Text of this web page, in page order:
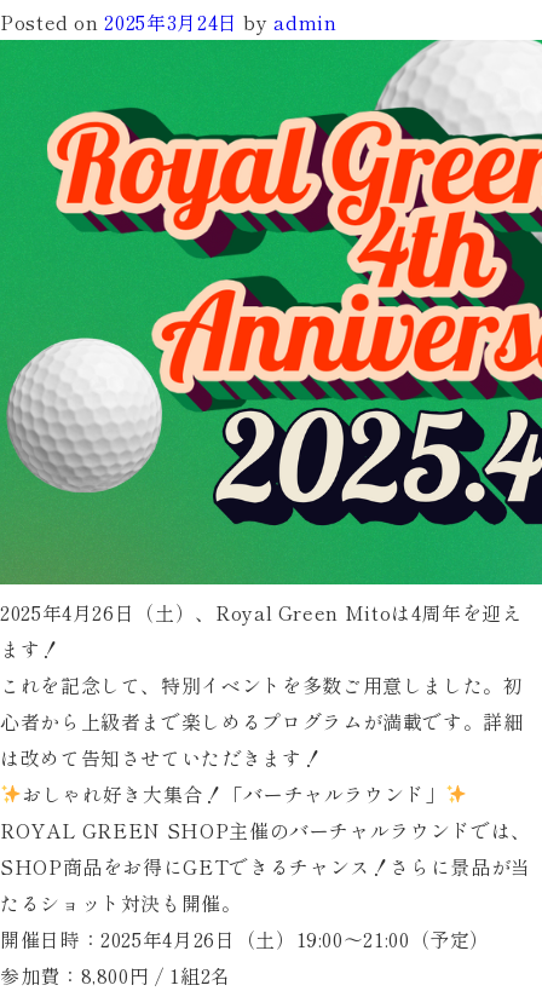
Posted on2025年3月24日 byadmin
2025年4月26日（土）、 Royal Green Mitoは4周年を迎え
ます！
これを記念して、特別イベントを多数ご用意しました。初
心者から上級者まで楽しめるプログラムが満載です。詳細
は改めて告知させていただきます！
おしゃれ好き大集合！「バーチャルラウンド」
ROYAL GREEN SHOP主催のバーチャルラウンドでは、
SHOP商品をお得にGETできるチャンス！さらに景品が当
たるショット対決も開催。
開催日時 ：2025年4月26日（土）19:00〜21:00（予定）
参加費 ：8,800円 / 1組2名